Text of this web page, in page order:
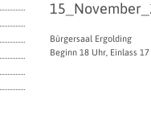
Bürgersaal Ergolding
Beginn 18 Uhr, Einlass